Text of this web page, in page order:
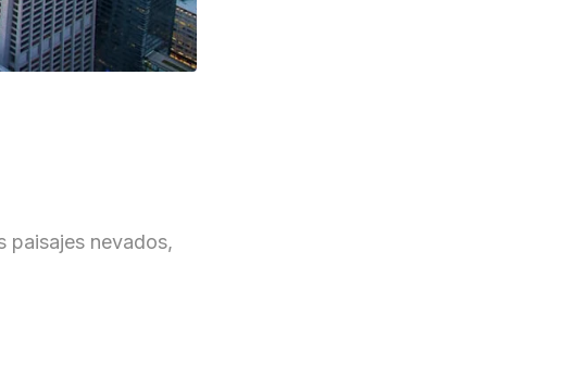
paisajes nevados,